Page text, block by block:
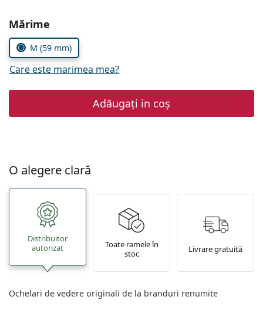
Persol
Prada
Toate mărcile
Alegeți parametrii
Mărime
M (59 mm)
Care este marimea mea?
Adăugați in coș
O alegere clară
Distribuitor
autorizat
Toate ramele în
stoc
Livrare gratuită
Ochelari de vedere originali de la branduri renumite